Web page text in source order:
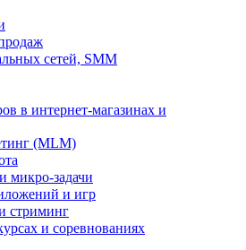
сетей, SMM
в интернет-магазинах и
(MLM)
микро-задачи
и игр
стриминг
и соревнованиях